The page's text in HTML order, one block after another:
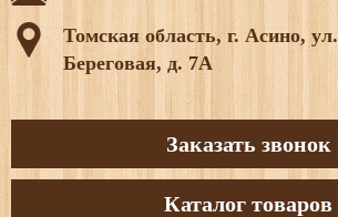
Томская область, г. Асино, ул.
Береговая, д. 7А
Заказать звонок
Каталог товаров